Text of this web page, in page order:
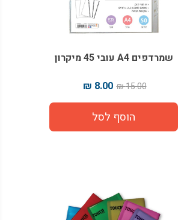
שמרדפים A4 עובי 45 מיקרון
15.00 ₪
8.00 ₪